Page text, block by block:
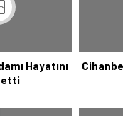
Hayatını